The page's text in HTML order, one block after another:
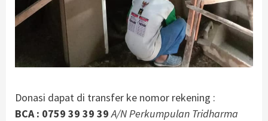
Donasi dapat di transfer ke nomor rekening :
BCA : 0759 39 39 39A/N Perkumpulan Tridharma